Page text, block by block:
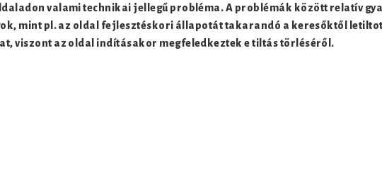
valami technikai jellegű probléma. A problémák között relatív
mint pl. az oldal fejlesztéskori állapotát takarandó a keresőktől
viszont az oldal indításakor megfeledkeztek e tiltás törléséről.